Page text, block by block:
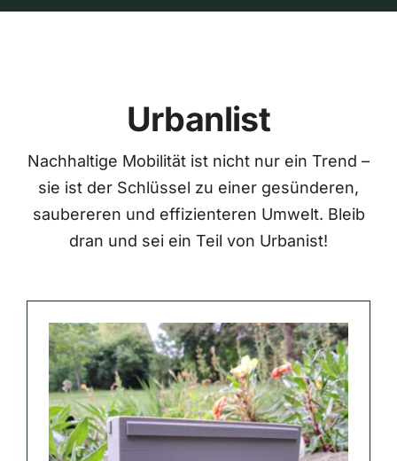
Urbanlist
Nachhaltige Mobilität ist nicht nur ein Trend –
sie ist der Schlüssel zu einer gesünderen,
saubereren und effizienteren Umwelt. Bleib
dran und sei ein Teil von Urbanist!